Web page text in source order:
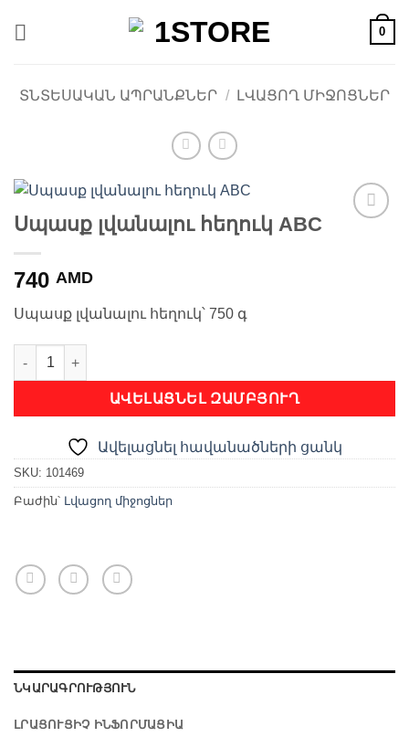
0
ՏՆՏԵՍԱԿԱՆ ԱՊՐԱՆՔՆԵՐ / ԼՎԱՑՈՂ ՄԻՋՈՑՆԵՐ
Ավելացնել
Սպասք լվանալու հեղուկ ABC
740 AMD
Սպասք լվանալու հեղուկ՝ 750 գ
Սպասք լվանալու հեղուկ ABC quantity
ԱՎԵԼԱՑՆԵԼ ԶԱՄԲՅՈՒՂ
Ավելացնել հավանածների ցանկ
SKU: 101469
Բաժին՝ Լվացող միջոցներ
ՆԿԱՐԱԳՐՈՒԹՅՈՒՆ
ԼՐԱՑՈՒՑԻՉ ԻՆՖՈՐՄԱՑԻԱ